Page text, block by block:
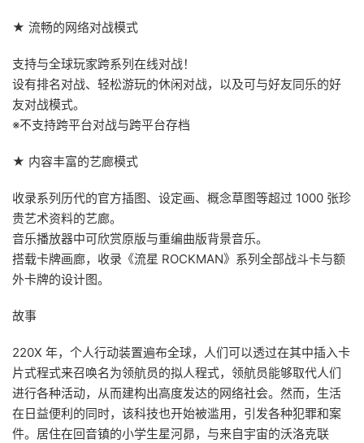
★ 流畅的网络对战模式
支持与全球玩家跨系列在线对战！
设有排名对战、轻松游玩的休闲对战，以及可与好友同乐的好
友对战模式。
※不支持跨平台对战与跨平台存档
★ 内容丰富的艺廊模式
收录系列历代的官方插图、设定画、概念草图等超过 1000 张珍
贵艺术资料的艺廊。
音乐播放器中可欣赏原版与重编曲版背景音乐。
搭载卡牌画廊，收录《流星 ROCKMAN》系列全部战斗卡与额
外卡牌的设计图。
故事
220X 年，个人行动装置遍布全球，人们可以透过在其中插入卡
片式程式来召唤名为领航员的拟人程式，领航员能够取代人们
进行各种活动，从而建构出高度发达的网络社会。然而，生活
在日益便利的同时，该科技也开始被滥用，引发各种犯罪和案
件。居住在回音镇的小学生星河昴，与来自宇宙的沃洛克联